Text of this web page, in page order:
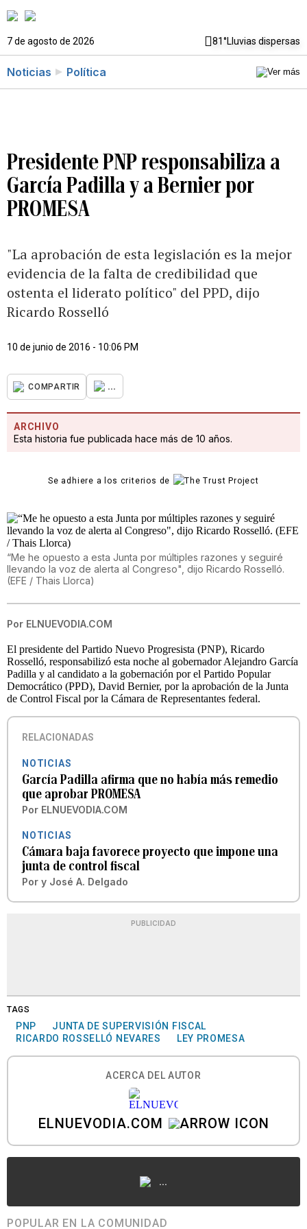
7 de agosto de 2026 81°Lluvias dispersas
Noticias Política
Presidente PNP responsabiliza a
García Padilla y a Bernier por
PROMESA
"La aprobación de esta legislación es la mejor
evidencia de la falta de credibilidad que
ostenta el liderato político" del PPD, dijo
Ricardo Rosselló
10 de junio de 2016 - 10:06 PM
COMPARTIR ...
ARCHIVO
Esta historia fue publicada hace más de 10 años.
Se adhiere a los criterios de
“Me he opuesto a esta Junta por múltiples razones y seguiré
llevando la voz de alerta al Congreso", dijo Ricardo Rosselló.
(EFE / Thais Llorca)
Por ELNUEVODIA.COM
El presidente del Partido Nuevo Progresista (PNP), Ricardo
Rosselló, responsabilizó esta noche al gobernador Alejandro García
Padilla y al candidato a la gobernación por el Partido Popular
Democrático (PPD), David Bernier, por la aprobación de la Junta
de Control Fiscal por la Cámara de Representantes federal.
RELACIONADAS
NOTICIAS
García Padilla afirma que no había más remedio
que aprobar PROMESA
Por ELNUEVODIA.COM
NOTICIAS
Cámara baja favorece proyecto que impone una
junta de control fiscal
Por y José A. Delgado
PUBLICIDAD
TAGS
PNP
JUNTA DE SUPERVISIÓN FISCAL
RICARDO ROSSELLÓ NEVARES
LEY PROMESA
ACERCA DEL AUTOR
ELNUEVODIA.COM
...
POPULAR EN LA COMUNIDAD